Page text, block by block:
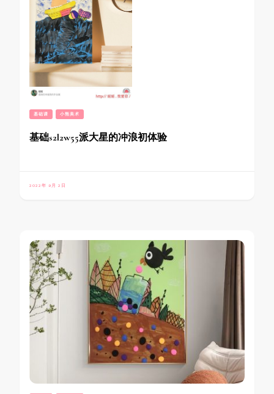
基础课 小熊美术
基础s2l2w55派大星的冲浪初体验
2022年 9月 2日